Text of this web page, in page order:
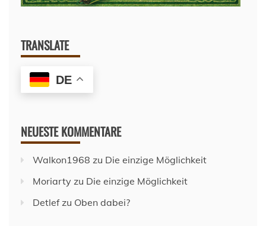
TRANSLATE
DE
NEUESTE KOMMENTARE
Walkon1968 zu Die einzige Möglichkeit
Moriarty zu Die einzige Möglichkeit
Detlefzu Oben dabei?